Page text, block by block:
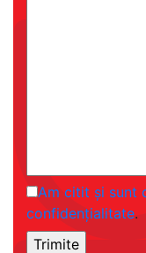
Am citit și sunt
confidențialitate.